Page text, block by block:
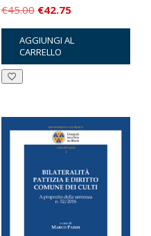
€45.00 Il
prezzo
originale
era:
€42.75Il
prezzo
attuale
è:
AGGIUNGI AL
CARRELLO